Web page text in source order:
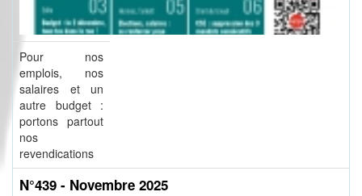
Pour nos
emplois, nos
salaires et un
autre budget :
portons partout
nos
revendications
N°439 - Novembre 2025